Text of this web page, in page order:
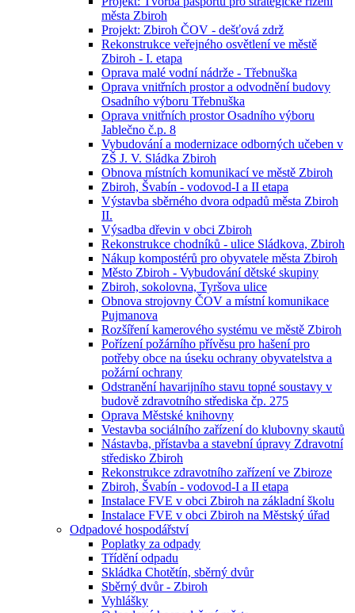
města Zbiroh
Projekt: Zbiroh ČOV - dešťová zdrž
Rekonstrukce veřejného osvětlení ve městě
Zbiroh - I. etapa
Oprava malé vodní nádrže - Třebnuška
Oprava vnitřních prostor a odvodnění budovy
Osadního výboru Třebnuška
Oprava vnitřních prostor Osadního výboru
Jablečno č.p. 8
Vybudování a modernizace odborných učeben v
ZŠ J. V. Sládka Zbiroh
Obnova místních komunikací ve městě Zbiroh
Zbiroh, Švabín - vodovod-I a II etapa
Výstavba sběrného dvora odpadů města Zbiroh
II.
Výsadba dřevin v obci Zbiroh
Rekonstrukce chodníků - ulice Sládkova, Zbiroh
Nákup kompostérů pro obyvatele města Zbiroh
Město Zbiroh - Vybudování dětské skupiny
Zbiroh, sokolovna, Tyršova ulice
Obnova strojovny ČOV a místní komunikace
Pujmanova
Rozšíření kamerového systému ve městě Zbiroh
Pořízení požárního přívěsu pro hašení pro
potřeby obce na úseku ochrany obyvatelstva a
požární ochrany
Odstranění havarijního stavu topné soustavy v
budově zdravotního střediska čp. 275
Oprava Městské knihovny
Vestavba sociálního zařízení do klubovny skautů
Nástavba, přístavba a stavební úpravy Zdravotní
středisko Zbiroh
Rekonstrukce zdravotního zařízení ve Zbiroze
Zbiroh, Švabín - vodovod-I a II etapa
Instalace FVE v obci Zbiroh na základní školu
Instalace FVE v obci Zbiroh na Městský úřad
Odpadové hospodářství
Poplatky za odpady
Třídění odpadu
Skládka Chotětín, sběrný dvůr
Sběrný dvůr - Zbiroh
Vyhlášky